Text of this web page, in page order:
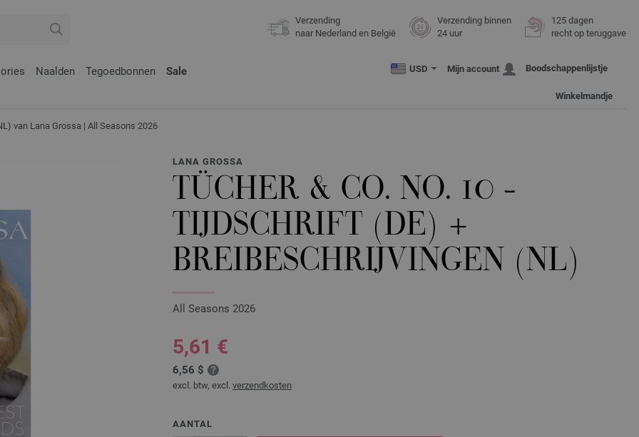
Verzending
naar Nederland en België
Verzending binnen
24 uur
125 dagen
recht op teruggave
Naalden Tegoedbonnen Sale USD Mijn account Boodschappenlijstje
Winkelmandje
van Lana Grossa | All Seasons 2026
LANA GROSSA
TÜCHER & CO. NO. 10 -
TIJDSCHRIFT (DE) +
BREIBESCHRIJVINGEN (NL)
All Seasons 2026
5,61 €
6,56 $
excl. btw, excl. verzendkosten
AANTAL